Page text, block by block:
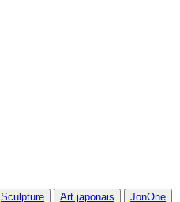
Sculpture Art japonais
JonOne